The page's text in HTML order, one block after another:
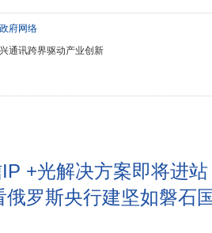
政府网络
通讯跨界驱动产业创新
+光解决方案即将进站
俄罗斯央行建坚如磐石